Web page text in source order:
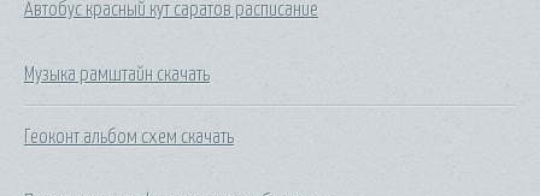
Автобус красный кут саратов расписание
Музыка рамштайн скачать
Геоконт альбом схем скачать